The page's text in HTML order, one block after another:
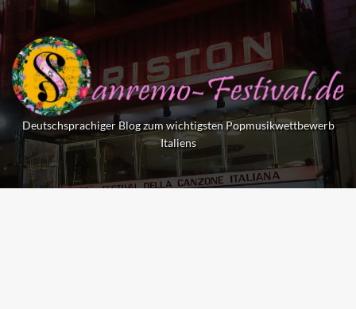
Skip
to
content
Deutschsprachiger Blog zum wichtigsten Popmusikwettbewerb
Italiens